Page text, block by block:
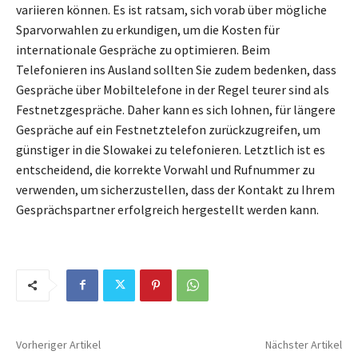
variieren können. Es ist ratsam, sich vorab über mögliche
Sparvorwahlen zu erkundigen, um die Kosten für
internationale Gespräche zu optimieren. Beim
Telefonieren ins Ausland sollten Sie zudem bedenken, dass
Gespräche über Mobiltelefone in der Regel teurer sind als
Festnetzgespräche. Daher kann es sich lohnen, für längere
Gespräche auf ein Festnetztelefon zurückzugreifen, um
günstiger in die Slowakei zu telefonieren. Letztlich ist es
entscheidend, die korrekte Vorwahl und Rufnummer zu
verwenden, um sicherzustellen, dass der Kontakt zu Ihrem
Gesprächspartner erfolgreich hergestellt werden kann.
Vorheriger Artikel Nächster Artikel